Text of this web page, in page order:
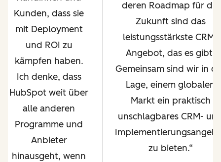
Kunden, dass sie
mit Deployment
und ROI zu
kämpfen haben.
Ich denke, dass
HubSpot weit über
alle anderen
Programme und
Anbieter
hinausgeht, wenn
deren Roadmap für die
Zukunft sind das
leistungsstärkste CRM-
Angebot, das es gibt.
Gemeinsam sind wir in
Lage, einem globalen
Markt ein praktisch
unschlagbares CRM-
zu bieten.